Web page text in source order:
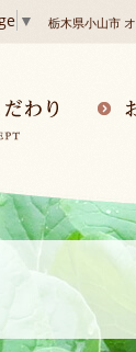
栃木県小山市
▼